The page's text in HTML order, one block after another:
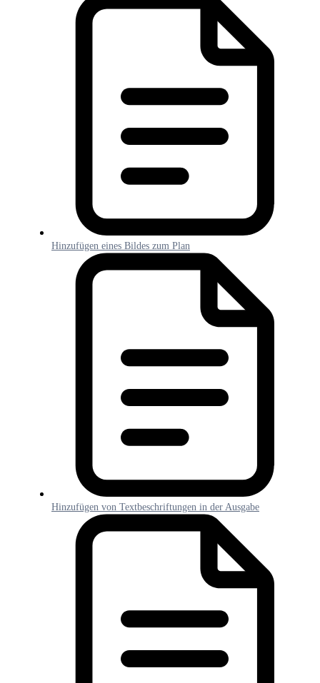
Hinzufügen eines Bildes zum Plan
Hinzufügen von Textbeschriftungen in der Ausgabe